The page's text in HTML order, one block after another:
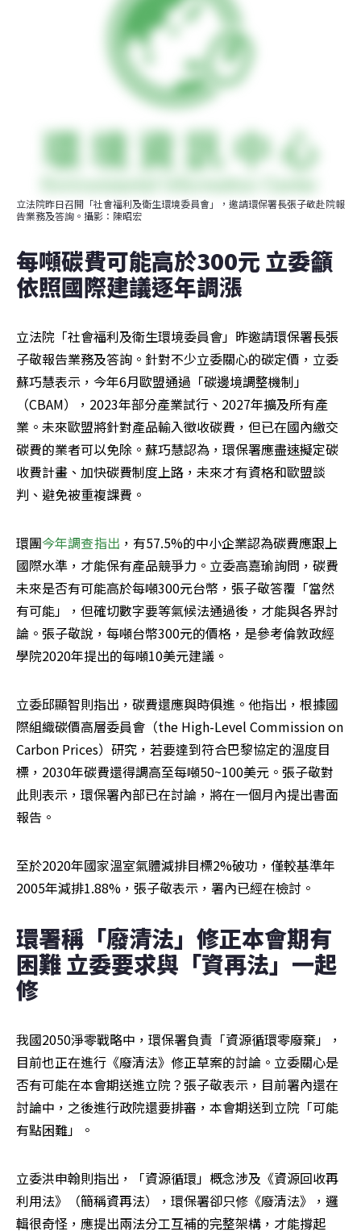
立法院昨日召開「社會福利及衛生環境委員會」，邀請環保署長張子敬赴院報
告業務及答詢。攝影：陳昭宏
每噸碳費可能高於300元 立委籲
依照國際建議逐年調漲
立法院「社會福利及衛生環境委員會」昨邀請環保署長張
子敬報告業務及答詢。針對不少立委關心的碳定價，立委
蘇巧慧表示，今年6月歐盟通過「碳邊境調整機制」
（CBAM），2023年部分產業試行、2027年擴及所有產
業。未來歐盟將針對產品輸入徵收碳費，但已在國內繳交
碳費的業者可以免除。蘇巧慧認為，環保署應盡速擬定碳
收費計畫、加快碳費制度上路，未來才有資格和歐盟談
判、避免被重複課費。
環團今年調查指出 ，有57.5%的中小企業認為碳費應跟上
國際水準，才能保有產品競爭力。立委高嘉瑜詢問，碳費
未來是否有可能高於每噸300元台幣，張子敬答覆「當然
有可能」，但確切數字要等氣候法通過後，才能與各界討
論。張子敬說，每噸台幣300元的價格，是參考倫敦政經
學院2020年提出的每噸10美元建議。
立委邱顯智則指出，碳費還應與時俱進。他指出，根據國
際組織碳價高層委員會（the High-Level Commission on
Carbon Prices）研究，若要達到符合巴黎協定的溫度目
標，2030年碳費還得調高至每噸50~100美元。張子敬對
此則表示，環保署內部已在討論，將在一個月內提出書面
報告。
至於2020年國家溫室氣體減排目標2%破功，僅較基準年
2005年減排1.88%，張子敬表示，署內已經在檢討。
環署稱「廢清法」修正本會期有
困難 立委要求與「資再法」一起
修
我國2050淨零戰略中，環保署負責「資源循環零廢棄」，
目前也正在進行《廢清法》修正草案的討論。立委關心是
否有可能在本會期送進立院？張子敬表示，目前署內還在
討論中，之後進行政院還要排審，本會期送到立院「可能
有點困難」。
立委洪申翰則指出，「資源循環」概念涉及《資源回收再
利用法》（簡稱資再法），環保署卻只修《廢清法》，邏
輯很奇怪，應提出兩法分工互補的完整架構，才能撐起